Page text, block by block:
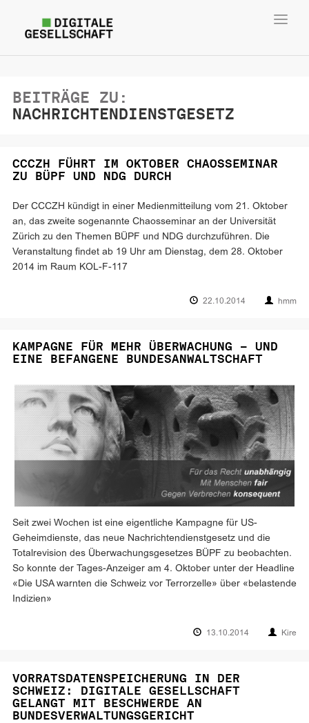
BEITRÄGE ZU:
NACHRICHTENDIENSTGESETZ
CCCZH FÜHRT IM OKTOBER CHAOSSEMINAR
ZU BÜPF UND NDG DURCH
Der CCCZH kündigt in einer Medienmitteilung vom 21. Oktober
an, das zweite sogenannte Chaosseminar an der Universität
Zürich zu den Themen BÜPF und NDG durchzuführen. Die
Veranstaltung findet ab 19 Uhr am Dienstag, dem 28. Oktober
2014 im Raum KOL-F-117
22.10.2014 hmm
KAMPAGNE FÜR MEHR ÜBERWACHUNG – UND
EINE BEFANGENE BUNDESANWALTSCHAFT
Seit zwei Wochen ist eine eigentliche Kampagne für US-
Geheimdienste, das neue Nachrichtendienstgesetz und die
Totalrevision des Überwachungsgesetzes BÜPF zu beobachten.
So konnte der Tages-Anzeiger am 4. Oktober unter der Headline
«Die USA warnten die Schweiz vor Terrorzelle» über «belastende
Indizien»
13.10.2014 Kire
VORRATSDATENSPEICHERUNG IN DER
SCHWEIZ: DIGITALE GESELLSCHAFT
GELANGT MIT BESCHWERDE AN
BUNDESVERWALTUNGSGERICHT